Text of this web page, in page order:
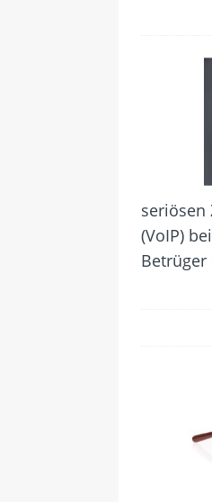
seriösen
(VoIP)
Betrüger